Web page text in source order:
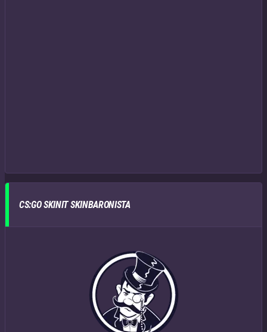
CS:GO SKINIT SKINBARONISTA